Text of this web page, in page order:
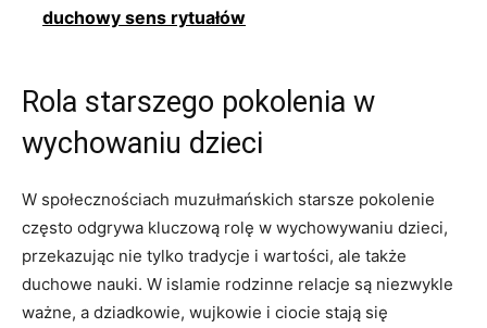
duchowy sens rytuałów
Rola starszego pokolenia w
wychowaniu dzieci
W społecznościach muzułmańskich starsze pokolenie
często odgrywa kluczową rolę w wychowywaniu dzieci,
przekazując nie tylko tradycje i wartości, ale także
duchowe nauki. W islamie rodzinne relacje są niezwykle
ważne, a dziadkowie, wujkowie i ciocie stają się